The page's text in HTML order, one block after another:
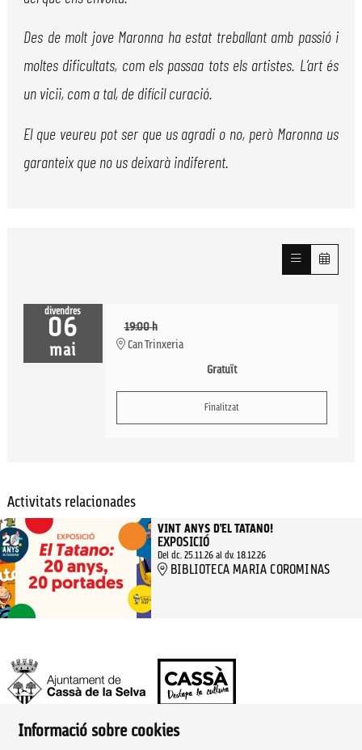
Des de molt jove Maronna ha estat treballant amb passió i
moltes dificultats, com els passaa tots els artistes. L’art és
un vicii, com a tal, de difícil curació.
El que veureu pot ser que us agradi o no, però Maronna us
garanteix que no us deixarà indiferent.
divendres
06
mai
19:00 h
Can Trinxeria
Gratuït
Finalitzat
Activitats relacionades
VINT ANYS D’EL TATANO!
EXPOSICIÓ
Del dc. 25.11.26al dv. 18.12.26
BIBLIOTECA MARIA COROMINAS
Informació sobre cookies